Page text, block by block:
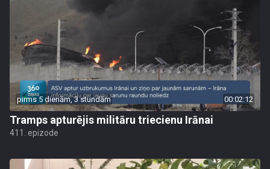
pirms 5 dienām, 3 stundām 00:02:12
Tramps apturējis militāru triecienu Irānai
411. epizode